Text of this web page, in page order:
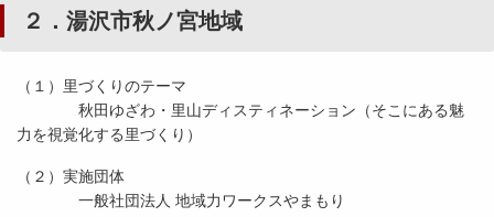
２．湯沢市秋ノ宮地域
（１）里づくりのテーマ
秋田ゆざわ・里山ディスティネーション（そこにある魅
力を視覚化する里づくり）
（２）実施団体
一般社団法人 地域力ワークスやまもり